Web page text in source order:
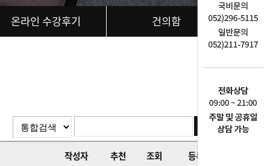
온라인 수강후기 건의함
작성자 추천 조회 등록일